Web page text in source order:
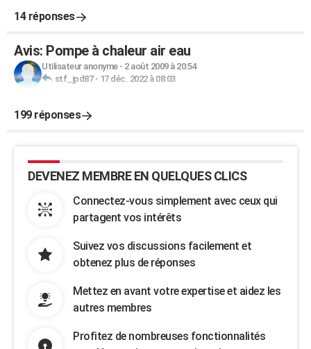
14 réponses
Avis: Pompe à chaleur air eau
Utilisateur anonyme- 2 août 2009 à 20:54
stf_jpd87- 17 déc. 2022 à 08:03
199 réponses
DEVENEZ MEMBRE EN QUELQUES CLICS
Connectez-vous simplement avec ceux qui
partagent vos intérêts
Suivez vos discussions facilement et
obtenez plus de réponses
Mettez en avant votre expertise et aidez les
autres membres
Profitez de nombreuses fonctionnalités